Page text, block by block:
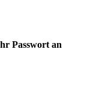
Passwort an